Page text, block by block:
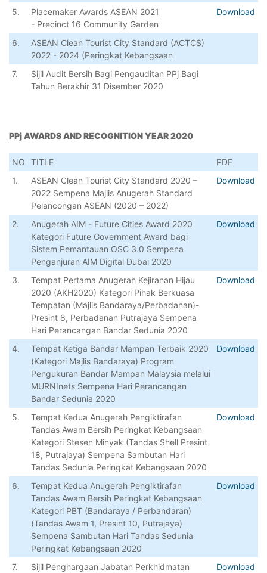
5.
Placemaker Awards ASEAN 2021
- Precinct 16 Community Garden
Download
6.
ASEAN Clean Tourist City Standard (ACTCS)
2022 - 2024 (Peringkat Kebangsaan
7.
Sijil Audit Bersih Bagi Pengauditan PPj Bagi
Tahun Berakhir 31 Disember 2020
PPj AWARDS AND RECOGNITION YEAR 2020
NO TITLE
PDF
1.
ASEAN Clean Tourist City Standard 2020 –
2022 Sempena Majlis Anugerah Standard
Pelancongan ASEAN (2020 – 2022)
Download
2.
Anugerah AIM - Future Cities Award 2020
Kategori Future Government Award bagi
Sistem Pemantauan OSC 3.0 Sempena
Penganjuran AIM Digital Dubai 2020
Download
3.
Tempat Pertama Anugerah Kejiranan Hijau
2020 (AKH2020) Kategori Pihak Berkuasa
Tempatan (Majlis Bandaraya/Perbadanan)-
Presint 8, Perbadanan Putrajaya Sempena
Hari Perancangan Bandar Sedunia 2020
Download
4.
Tempat Ketiga Bandar Mampan Terbaik 2020
(Kategori Majlis Bandaraya) Program
Pengukuran Bandar Mampan Malaysia melalui
MURNInets Sempena Hari Perancangan
Bandar Sedunia 2020
Download
5.
Tempat Kedua Anugerah Pengiktirafan
Tandas Awam Bersih Peringkat Kebangsaan
Kategori Stesen Minyak (Tandas Shell Presint
18, Putrajaya) Sempena Sambutan Hari
Tandas Sedunia Peringkat Kebangsaan 2020
Download
6.
Tempat Kedua Anugerah Pengiktirafan
Tandas Awam Bersih Peringkat Kebangsaan
Kategori PBT (Bandaraya / Perbandaran)
(Tandas Awam 1, Presint 10, Putrajaya)
Sempena Sambutan Hari Tandas Sedunia
Peringkat Kebangsaan 2020
Download
7.
Sijil Penghargaan Jabatan Perkhidmatan
Download